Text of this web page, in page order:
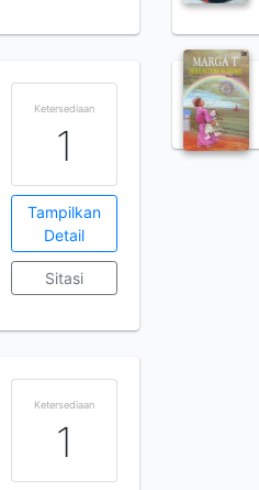
Ketersediaan
1
Tampilkan
Detail
Sitasi
Ketersediaan
1